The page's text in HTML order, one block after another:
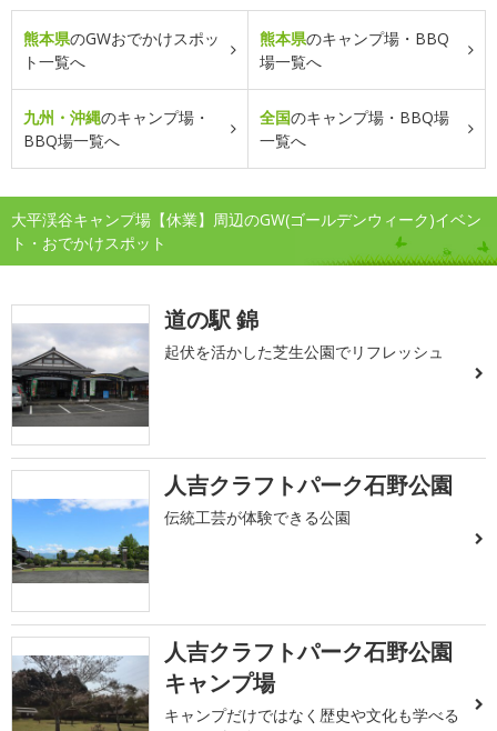
熊本県のGWおでかけスポッ
ト一覧へ
熊本県のキャンプ場・BBQ
場一覧へ
九州・沖縄のキャンプ場・
BBQ場一覧へ
全国のキャンプ場・BBQ場
一覧へ
大平渓谷キャンプ場【休業】周辺のGW(ゴールデンウィーク)イベン
ト・おでかけスポット
道の駅 錦
起伏を活かした芝生公園でリフレッシュ
人吉クラフトパーク石野公園
伝統工芸が体験できる公園
人吉クラフトパーク石野公園
キャンプ場
キャンプだけではなく歴史や文化も学べる